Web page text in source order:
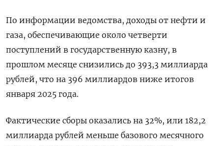
По информации ведомства, доходы от нефти и
газа, обеспечивающие около четверти
поступлений в государственную казну, в
прошлом месяце снизились до 393,3 миллиарда
⁠рублей, что на 396 миллиардов ниже ​итогов
января 2025 года.
Фактические сборы оказались ⁠на 32%, или 182,2
миллиарда рублей меньше базового месячного